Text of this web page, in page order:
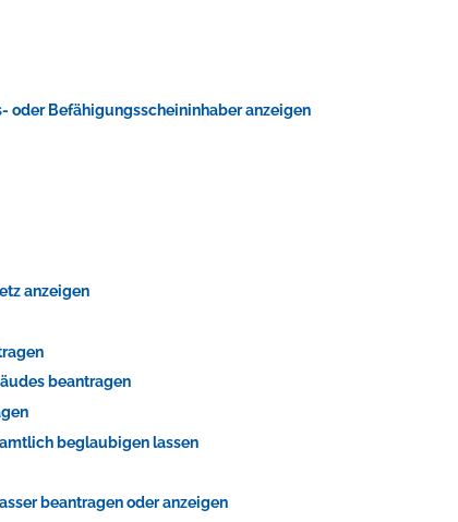
oder Befähigungsscheininhaber anzeigen
anzeigen
beantragen
beglaubigen lassen
beantragen oder anzeigen